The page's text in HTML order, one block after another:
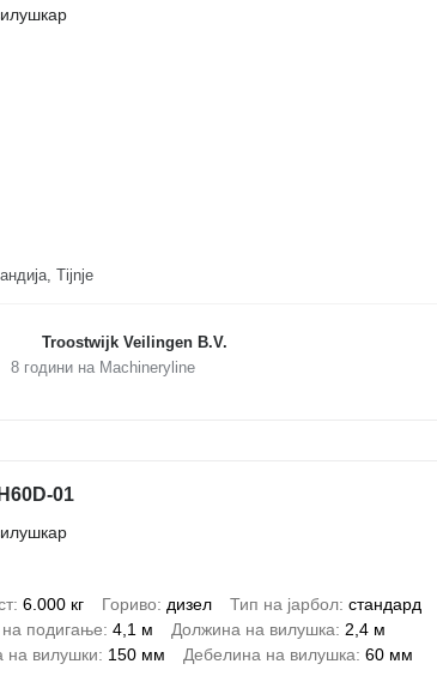
Tijnje
Troostwijk Veilingen B.V.
8години на Machineryline
01
6.000 кг Гориво дизел Тип на јарбол стандард
подигање 4,1 м Должина на вилушка
2,4 м
на вилушки
150 мм Дебелина на вилушка 60 мм